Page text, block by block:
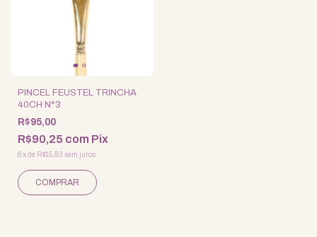
PINCEL FEUSTEL TRINCHA
40CH N°3
R$95,00
R$90,25 com Pix
6xde R$15,83 sem juros